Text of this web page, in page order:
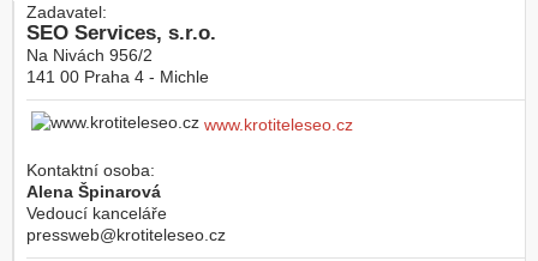
Zadavatel:
SEO Services, s.r.o.
Na Nivách 956/2
141 00 Praha 4 - Michle
www.krotiteleseo.cz
Kontaktní osoba:
Alena Špinarová
Vedoucí kanceláře
pressweb@krotiteleseo.cz